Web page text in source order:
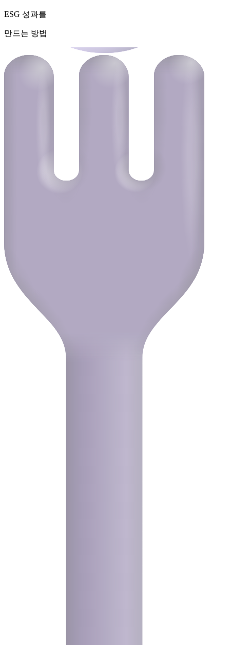
ESG 성과를
만드는 방법